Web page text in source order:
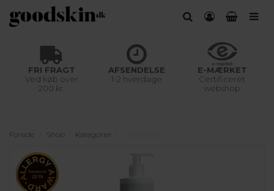
FRI FRAGT
Ved køb over
200 kr.
AFSENDELSE
1-2 hverdage
E-MÆRKET
Certificeret
webshop
Forside Shop Kategorier